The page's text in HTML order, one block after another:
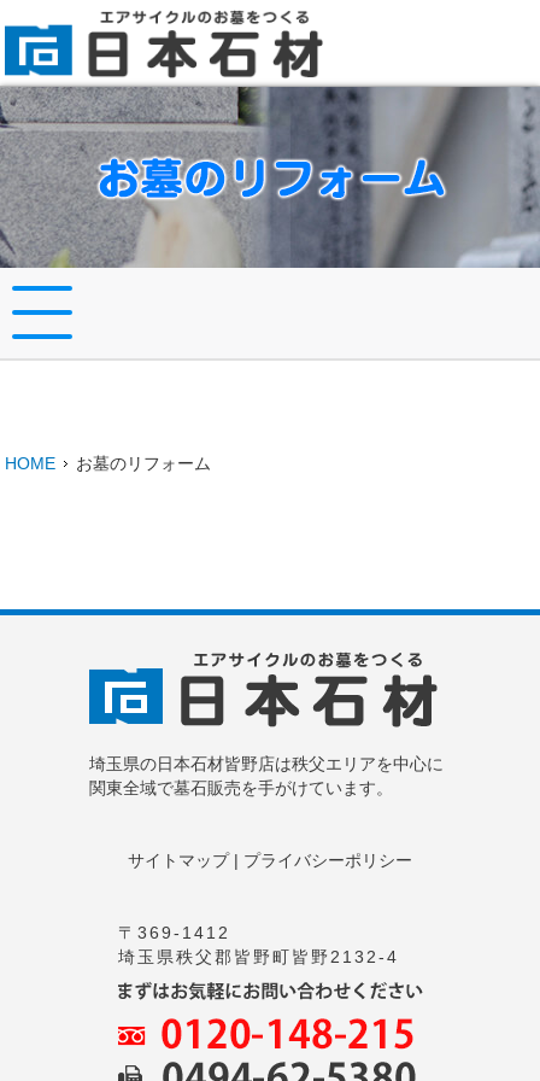
HOME お墓のリフォーム
埼玉県の日本石材皆野店は秩父エリアを中心に
関東全域で墓石販売を手がけています。
サイトマップ| プライバシーポリシー
〒369-1412
埼玉県秩父郡皆野町皆野2132-4